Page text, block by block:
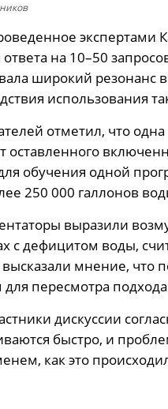
экспертами
ответа на 10–50
широкий резонанс
использования
отметил, что
оставленного
обучения одной
250 000 галлонов
выразили
с дефицитом воды,
высказали мнение,
пересмотра
дискуссии
быстро, и
как это